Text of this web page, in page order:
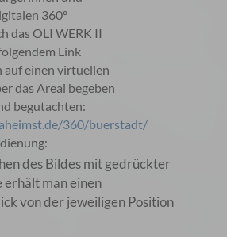
360°
das OLI WERK II
Link
auf einen virtuellen
das Areal begeben
begutachten:
360/buerstadt/
des Bildes mit gedrückter
erhält man einen
von der jeweiligen Position